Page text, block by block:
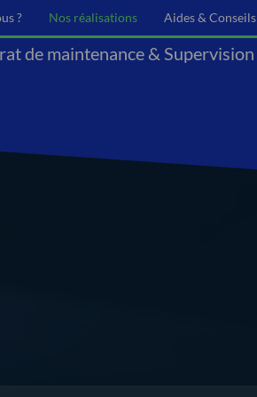
? Nos réalisations Aides & Conseils
Collectivités
de maintenance & Supervision